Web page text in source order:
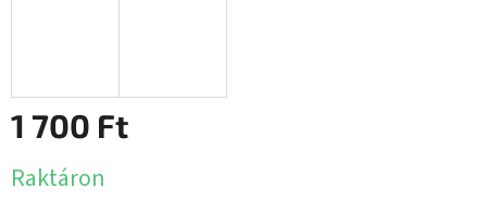
1 700 Ft
Raktáron